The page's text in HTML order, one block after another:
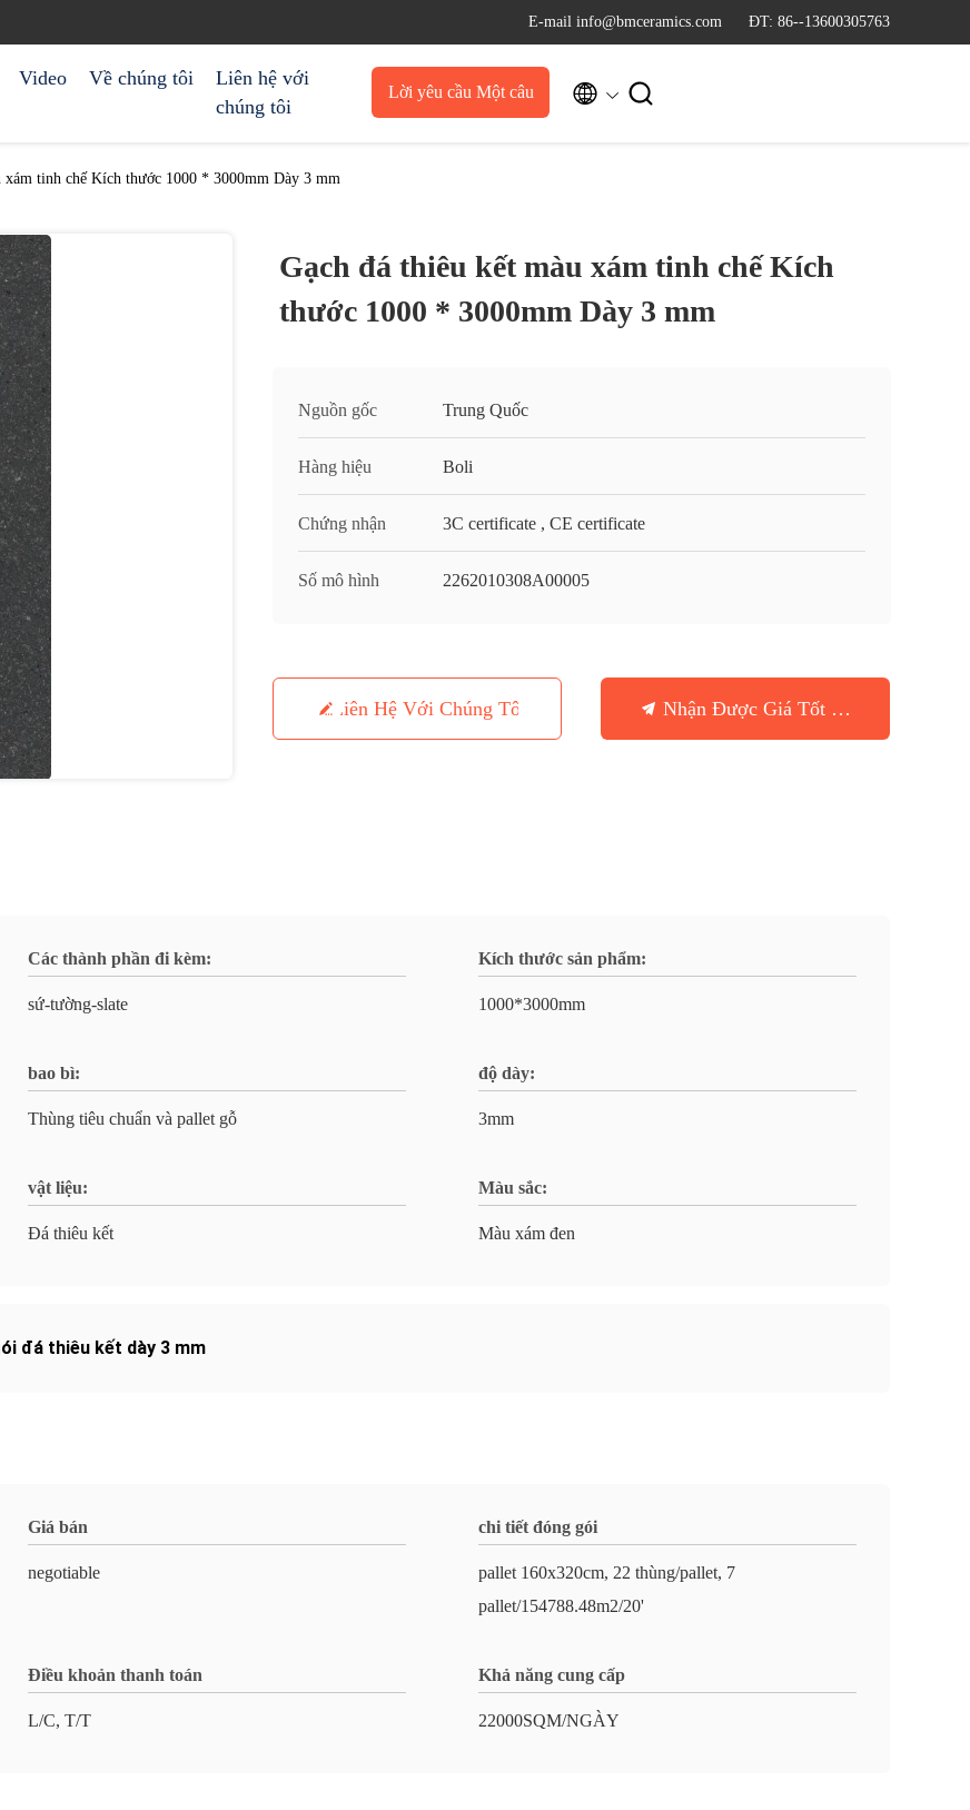
E-mail info@bmceramics.com ĐT: 86--13600305763
Video Về chúng tôi
Liên hệ với
chúng tôi
Lời yêu cầu Một câu  
xám tinh chế Kích thước 1000 * 3000mm Dày 3 mm
Gạch đá thiêu kết màu xám tinh chế Kích
thước 1000 * 3000mm Dày 3 mm
Nguồn gốc Trung Quốc
Hàng hiệu Boli
Chứng nhận 3C certificate , CE certificate
Số mô hình 2262010308A00005
Liên Hệ Với Chúng Tôi Nhận Được Giá Tốt Nhất
Các thành phần đi kèm:
sứ-tường-slate
Kích thước sản phẩm:
1000*3000mm
bao bì:
Thùng tiêu chuẩn và pallet gỗ
độ dày:
3mm
vật liệu:
Đá thiêu kết
Màu sắc:
Màu xám đen
đá thiêu kết dày 3 mm
Giá bán
negotiable
chi tiết đóng gói
pallet 160x320cm, 22 thùng/pallet, 7
pallet/154788.48m2/20'
Điều khoản thanh toán
L/C, T/T
Khả năng cung cấp
22000SQM/NGÀY